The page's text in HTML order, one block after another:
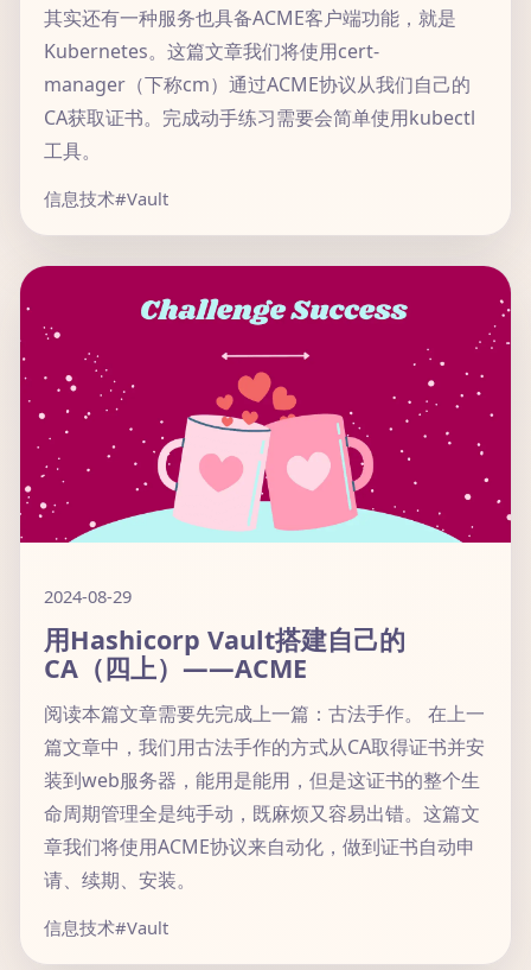
其实还有一种服务也具备ACME客户端功能，就是
Kubernetes。这篇文章我们将使用cert-
manager（下称cm）通过ACME协议从我们自己的
CA获取证书。完成动手练习需要会简单使用kubectl
工具。
信息技术#Vault
2024-08-29
用Hashicorp Vault搭建自己的
CA（四上）——ACME
阅读本篇文章需要先完成上一篇：古法手作。 在上一
篇文章中，我们用古法手作的方式从CA取得证书并安
装到web服务器，能用是能用，但是这证书的整个生
命周期管理全是纯手动，既麻烦又容易出错。这篇文
章我们将使用ACME协议来自动化，做到证书自动申
请、续期、安装。
信息技术#Vault